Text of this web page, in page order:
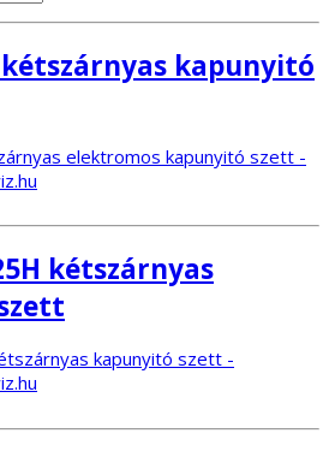
kétszárnyas kapunyitó
kétszárnyas